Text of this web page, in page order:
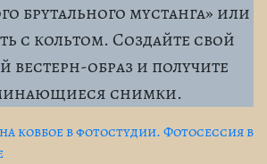
брутального мустанга» или
с кольтом. Создайте свой
вестерн-образ и получите
снимки.